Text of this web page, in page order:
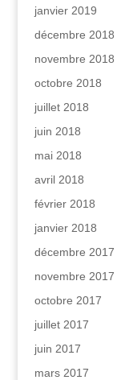
janvier 2019
décembre 2018
novembre 2018
octobre 2018
juillet 2018
juin 2018
mai 2018
avril 2018
février 2018
janvier 2018
décembre 2017
novembre 2017
octobre 2017
juillet 2017
juin 2017
mars 2017